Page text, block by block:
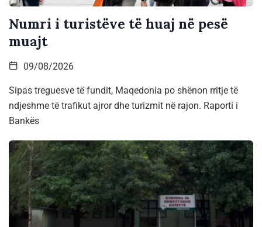
Numri i turistëve të huaj në pesë
muajt
09/08/2026
Sipas treguesve të fundit, Maqedonia po shënon rritje të
ndjeshme të trafikut ajror dhe turizmit në rajon. Raporti i
Bankës